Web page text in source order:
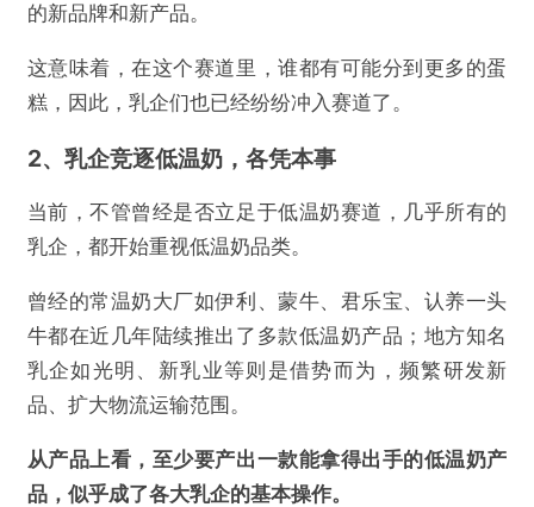
的新品牌和新产品。
这意味着，在这个赛道里，谁都有可能分到更多的蛋
糕，因此，乳企们也已经纷纷冲入赛道了。
2、乳企竞逐低温奶，各凭本事
当前，不管曾经是否立足于低温奶赛道，几乎所有的
乳企，都开始重视低温奶品类。
曾经的常温奶大厂如伊利、蒙牛、君乐宝、认养一头
牛都在近几年陆续推出了多款低温奶产品；地方知名
乳企如光明、新乳业等则是借势而为，频繁研发新
品、扩大物流运输范围。
从产品上看，至少要产出一款能拿得出手的低温奶产
品，似乎成了各大乳企的基本操作。